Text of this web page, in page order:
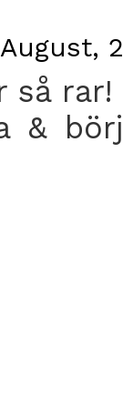
så rar!
&